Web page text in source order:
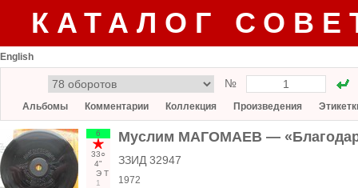
КАТАЛОГ
English
№
Альбомы Комментарии Коллекция Произведения
6
33○
4"
Э Т
1
Муслим МАГОМАЕВ —
ЗЗИД 32947
1972